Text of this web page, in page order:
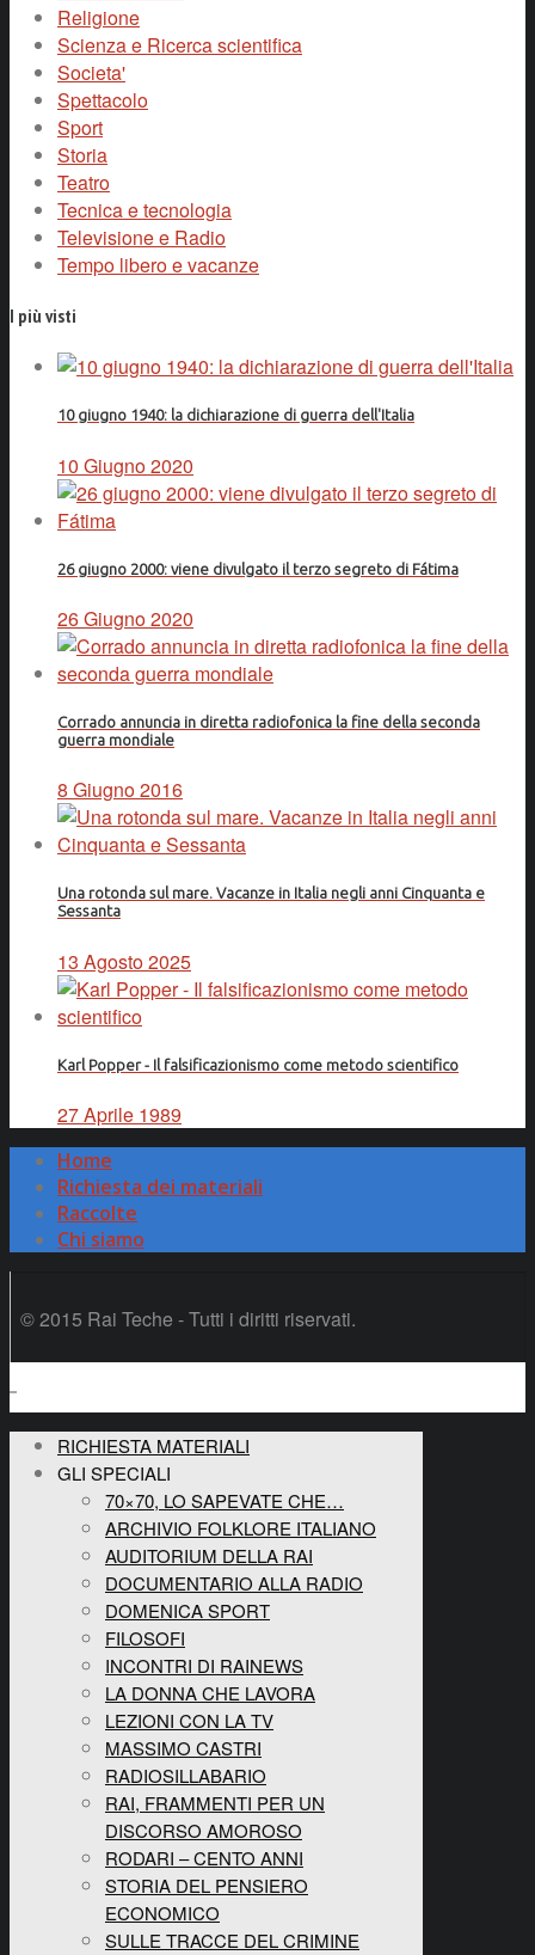
Religione
Scienza e Ricerca scientifica
Societa'
Spettacolo
Sport
Storia
Teatro
Tecnica e tecnologia
Televisione e Radio
Tempo libero e vacanze
I più visti
10 giugno 1940: la dichiarazione di guerra dell'Italia
10 Giugno 2020
26 giugno 2000: viene divulgato il terzo segreto di Fátima
26 Giugno 2020
Corrado annuncia in diretta radiofonica la fine della seconda
guerra mondiale
8 Giugno 2016
Una rotonda sul mare. Vacanze in Italia negli anni Cinquanta e
Sessanta
13 Agosto 2025
Karl Popper - Il falsificazionismo come metodo scientifico
27 Aprile 1989
Home
Richiesta dei materiali
Raccolte
Chi siamo
© 2015 Rai Teche - Tutti i diritti riservati.
RICHIESTA MATERIALI
GLI SPECIALI
70×70, LO SAPEVATE CHE…
ARCHIVIO FOLKLORE ITALIANO
AUDITORIUM DELLA RAI
DOCUMENTARIO ALLA RADIO
DOMENICA SPORT
FILOSOFI
INCONTRI DI RAINEWS
LA DONNA CHE LAVORA
LEZIONI CON LA TV
MASSIMO CASTRI
RADIOSILLABARIO
RAI, FRAMMENTI PER UN
DISCORSO AMOROSO
RODARI – CENTO ANNI
STORIA DEL PENSIERO
ECONOMICO
SULLE TRACCE DEL CRIMINE